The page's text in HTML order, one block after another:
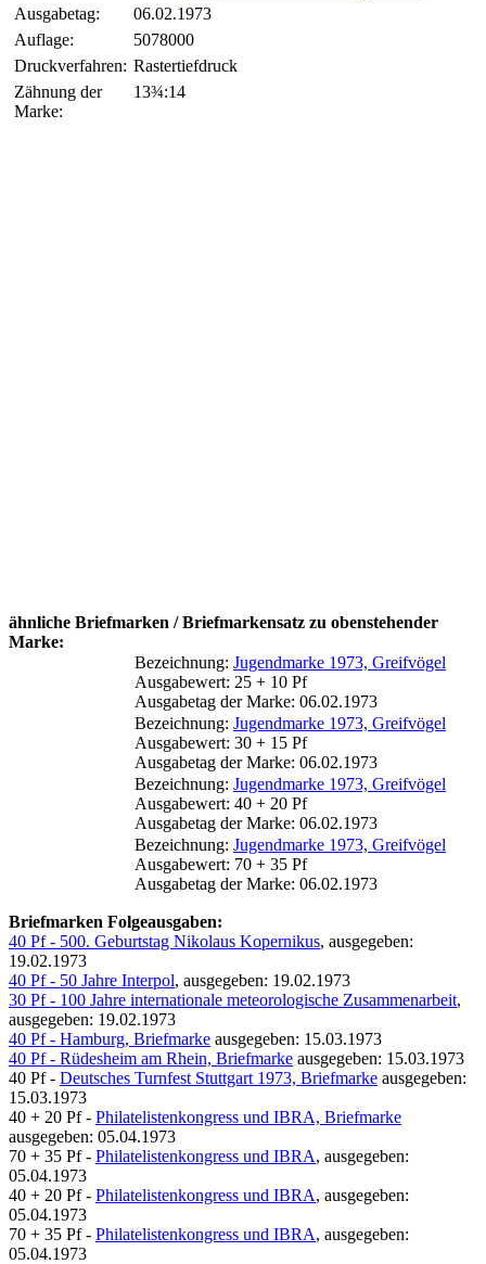
Ausgabetag:
06.02.1973
Auflage:
5078000
Druckverfahren: Rastertiefdruck
Zähnung der
Marke:
13¾:14
ähnliche Briefmarken / Briefmarkensatz zu obenstehender
Marke:
Bezeichnung: Jugendmarke 1973, Greifvögel
Ausgabewert: 25 + 10 Pf
Ausgabetag der Marke: 06.02.1973
Bezeichnung: Jugendmarke 1973, Greifvögel
Ausgabewert: 30 + 15 Pf
Ausgabetag der Marke: 06.02.1973
Bezeichnung: Jugendmarke 1973, Greifvögel
Ausgabewert: 40 + 20 Pf
Ausgabetag der Marke: 06.02.1973
Bezeichnung: Jugendmarke 1973, Greifvögel
Ausgabewert: 70 + 35 Pf
Ausgabetag der Marke: 06.02.1973
Briefmarken Folgeausgaben:
40 Pf - 500. Geburtstag Nikolaus Kopernikus, ausgegeben:
19.02.1973
40 Pf - 50 Jahre Interpol, ausgegeben: 19.02.1973
30 Pf - 100 Jahre internationale meteorologische Zusammenarbeit,
ausgegeben: 19.02.1973
40 Pf - Hamburg, Briefmarke ausgegeben: 15.03.1973
40 Pf - Rüdesheim am Rhein, Briefmarke ausgegeben: 15.03.1973
40 Pf - Deutsches Turnfest Stuttgart 1973, Briefmarke ausgegeben:
15.03.1973
40 + 20 Pf - Philatelistenkongress und IBRA, Briefmarke
ausgegeben: 05.04.1973
70 + 35 Pf - Philatelistenkongress und IBRA, ausgegeben:
05.04.1973
40 + 20 Pf - Philatelistenkongress und IBRA, ausgegeben:
05.04.1973
70 + 35 Pf - Philatelistenkongress und IBRA, ausgegeben:
05.04.1973